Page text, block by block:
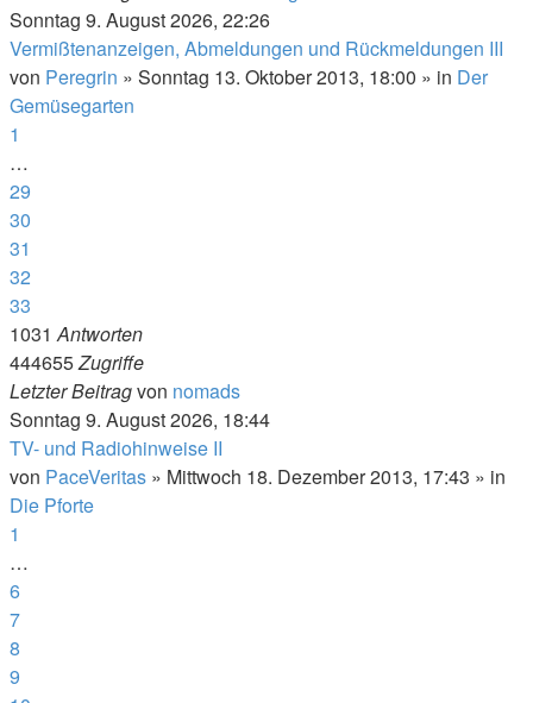
Sonntag 9. August 2026, 22:26
Vermißtenanzeigen, Abmeldungen und Rückmeldungen III
von Peregrin » Sonntag 13. Oktober 2013, 18:00 » in Der
Gemüsegarten
1
…
29
30
31
32
33
1031Antworten
444655Zugriffe
Letzter Beitragvon nomads
Sonntag 9. August 2026, 18:44
TV- und Radiohinweise II
von PaceVeritas » Mittwoch 18. Dezember 2013, 17:43 » in
Die Pforte
1
…
6
7
8
9